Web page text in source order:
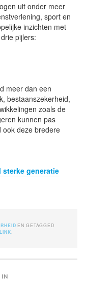
uit onder meer
sport en
inzichten met
pijlers:
meer dan een
bestaanszekerheid,
zoals de
kunnen pas
ook deze bredere
sterke generatie
EN GETAGGED
LINK
IN